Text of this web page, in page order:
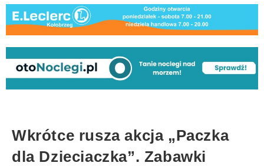
Wkrótce rusza akcja „Paczka
dla Dzieciaczka”. Zabawki